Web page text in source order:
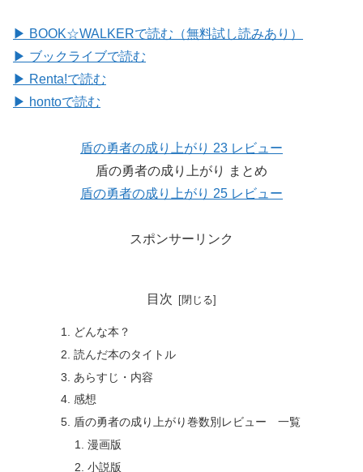
▶ BOOK☆WALKERで読む（無料試し読みあり）
▶ ブックライブで読む
▶ Renta!で読む
▶ hontoで読む
盾の勇者の成り上がり 23 レビュー
盾の勇者の成り上がり まとめ
盾の勇者の成り上がり 25 レビュー
スポンサーリンク
目次
どんな本？
読んだ本のタイトル
あらすじ・内容
感想
盾の勇者の成り上がり巻数別レビュー 一覧
漫画版
小説版